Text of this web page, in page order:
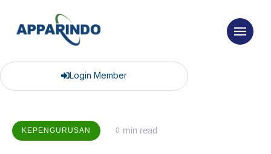
Login Member
KEPENGURUSAN 0 min read